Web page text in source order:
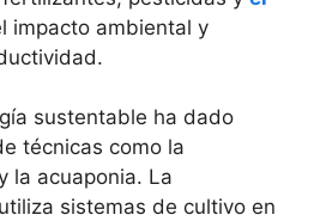
impacto ambiental y
sustentable ha dado
técnicas como la
la acuaponia. La
sistemas de cultivo en